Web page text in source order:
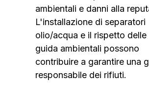
ambientali e danni alla
L'installazione di separatori
olio/acqua e il rispetto delle
guida ambientali possono
contribuire a garantire una
responsabile dei rifiuti.